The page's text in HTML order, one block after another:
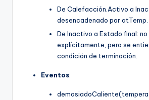
De Calefacción.Activo a
desencadenado por atTemp.
De Inactivo a Estado final:
explícitamente, pero se
condición de terminación.
Eventos: